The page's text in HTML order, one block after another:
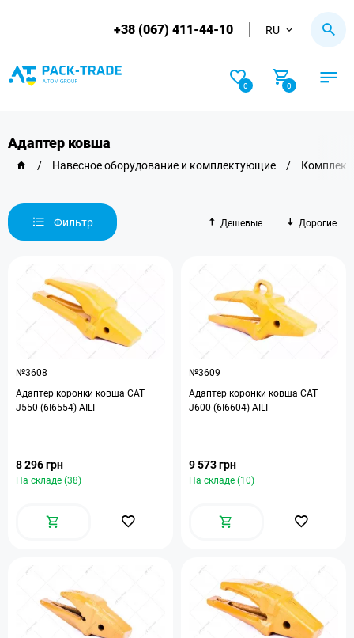
+38 (067) 411-44-10 RU
0 0
Адаптер ковша
/ Навесное оборудование и комплектующие /
Фильтр Дешевые Дорогие
№3608
Адаптер коронки ковша CAT
J550 (6I6554) AILI
8 296 грн
На складе (38)
№3609
Адаптер коронки ковша CAT
J600 (6I6604) AILI
9 573 грн
На складе (10)